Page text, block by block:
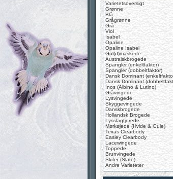
Varietetsoversigt
Grønne
Blå
Grågrønne
Grå
Viol
Isabel
Opaline
Opaline Isabel
Gul(d)maskede
Australskbrogede
Spangler (enkeltfaktor)
Spangler (dobbeltfaktor)
Dansk Dominant
Dansk Dominant
Inos (Albino & Lutino)
Gråvingede
Lysvingede
Skyggevingede
Danskbrogede
Hollandsk Brogede
Lysslagfjerede
Mørkøjede (Hvide & Gule)
Texas Clearbody
Easley Clearbody
Lacewingede
Toppede
Brunvingede
Skifer (Slate)
Andre Varieteter